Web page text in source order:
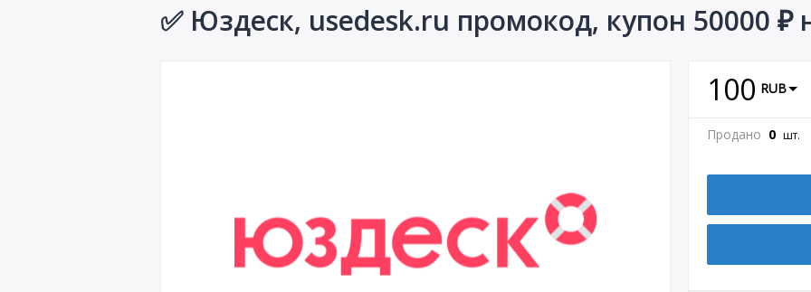
✅ Юздеск, usedesk.ru промокод, купон 50000 ₽
100 RUB
Продано 0 шт.